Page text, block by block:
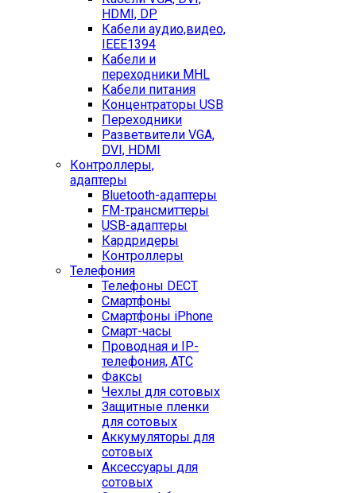
HDMI, DP
Кабели аудио,видео,
IEEE1394
Кабели и
переходники MHL
Кабели питания
Концентраторы USB
Переходники
Разветвители VGA,
DVI, HDMI
Контроллеры,
адаптеры
Bluetooth-адаптеры
FM-трансмиттеры
USB-адаптеры
Кардридеры
Контроллеры
Телефония
Телефоны DECT
Смартфоны
Смартфоны iPhone
Смарт-часы
Проводная и IP-
телефония, АТС
Факсы
Чехлы для сотовых
Защитные пленки
для сотовых
Аккумуляторы для
сотовых
Аксессуары для
сотовых